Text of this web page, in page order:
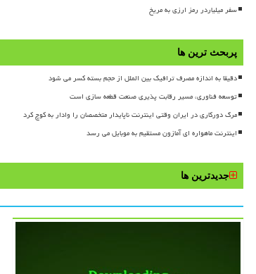
سفر میلیاردر رمز ارزی به مریخ
پربحث ترین ها
دقیقا به اندازه مصرف ترافیک بین الملل از حجم بسته کسر می شود
توسعه فناوری، مسیر رقابت پذیری صنعت قطعه سازی است
مرگ دورکاری در ایران وقتی اینترنت ناپایدار متخصصان را وادار به کوچ کرد
اینترنت ماهواره ای آمازون مستقیم به موبایل می رسد
جدیدترین ها